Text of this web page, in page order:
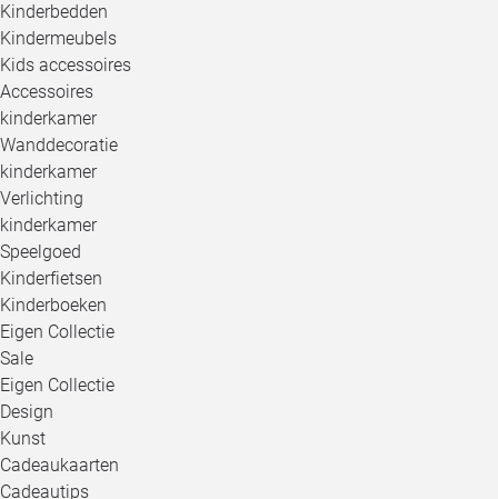
Kinderbedden
Kindermeubels
Kids accessoires
Accessoires
kinderkamer
Wanddecoratie
kinderkamer
Verlichting
kinderkamer
Speelgoed
Kinderfietsen
Kinderboeken
Eigen Collectie
Sale
Eigen Collectie
Design
Kunst
Cadeaukaarten
Cadeautips